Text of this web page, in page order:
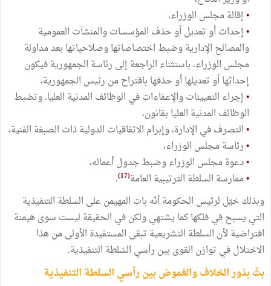
•إقالة مجلس الوزراء،
•إحداث أو تعديل أو حذف المؤسسات والمنشآت العمومية
والمصالح الإدارية وضبط اختصاصاتها وصلاحياتها بعد مداولة
مجلس الوزراء، باستثناء الراجعة إلى رئاسة الجمهورية فيكون
إحداثها أو تعديلها أو حذفها باقتراح من رئيس الجمهورية،
•إجراء التعيينات والإعفاءات في الوظائف المدنية العليا. وتضبط
الوظائف المدنية العليا بقانون،
•التصرف في الإدارة، وإبرام الاتفاقيات الدولية ذات الصبغة الفنية،
•رئاسة مجلس الوزراء،
•دعوة مجلس الوزراء وضبط جدول أعماله،
•ممارسة السلطة الترتيبية العامة(17)
.
‏وبذلك خيّل لرئيس الحكومة أنّه بات المهيمن على السلطة التنفيذية
التي يسبح في فلكها كما يشتهي ولكن في الحقيقة ليست سوى هيمنة
افتراضية لأن السلطة التشريعية تبقى المستفيدة الأولى من هذا
الاختلال في توازن القوى بين رأسي السّلطة التنفيذية.
بثّ بذور الخلاف والغموض بين رأسي السلطة التنفيذية